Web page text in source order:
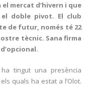
mercat d’hivern i que
doble pivot. El club
de futur, només té 22
tècnic. Sana firma
ha tingut una presència
quals ha estat a l’Olot.